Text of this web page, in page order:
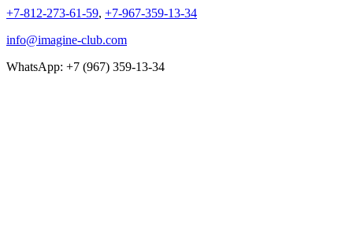
+7-812-273-61-59, +7-967-359-13-34
info@imagine-club.com
WhatsApp: +7 (967) 359-13-34